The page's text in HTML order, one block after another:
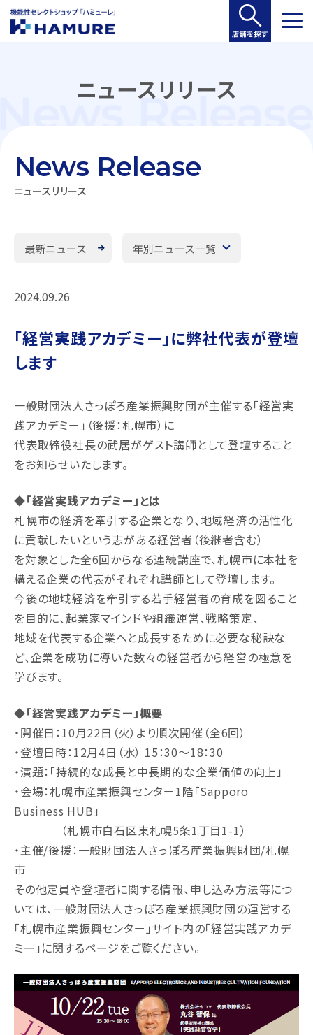
ニュースリリース
ニュースリリース
News Release
最新ニュース 年別ニュース一覧
2024.09.26
「経営実践アカデミー」に弊社代表が登壇
します
一般財団法人さっぽろ産業振興財団が主催する「経営実
践アカデミー」（後援：札幌市）に
代表取締役社長の武居がゲスト講師として登壇すること
をお知らせいたします。
◆「経営実践アカデミー」とは
札幌市の経済を牽引する企業となり、地域経済の活性化
に貢献したいという志がある経営者（後継者含む）
を対象とした全6回からなる連続講座で、札幌市に本社を
構える企業の代表がそれぞれ講師として登壇します。
今後の地域経済を牽引する若手経営者の育成を図ること
を目的に、起業家マインドや組織運営、戦略策定、
地域を代表する企業へと成長するために必要な秘訣な
ど、企業を成功に導いた数々の経営者から経営の極意を
学びます。
◆「経営実践アカデミー」概要
・開催日：10月22日（火）より順次開催（全6回）
・登壇日時：12月4日（水） 15：30～18：30
・演題：「持続的な成長と中長期的な企業価値の向上」
・会場：札幌市産業振興センター1階「Sapporo
Business HUB」
（札幌市白石区東札幌5条1丁目1-1）
・主催/後援：一般財団法人さっぽろ産業振興財団/札幌
市
その他定員や登壇者に関する情報、申し込み方法等につ
いては、一般財団法人さっぽろ産業振興財団の運営する
「札幌市産業振興センター」サイト内の「経営実践アカデ
ミー」に関するページをご覧ください。